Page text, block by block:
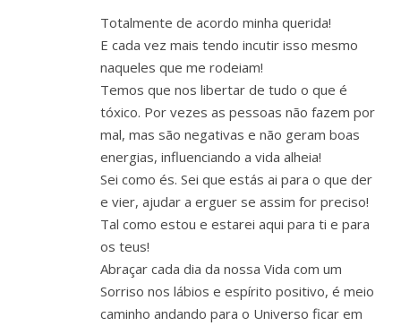
Totalmente de acordo minha querida!
E cada vez mais tendo incutir isso mesmo
naqueles que me rodeiam!
Temos que nos libertar de tudo o que é
tóxico. Por vezes as pessoas não fazem por
mal, mas são negativas e não geram boas
energias, influenciando a vida alheia!
Sei como és. Sei que estás ai para o que der
e vier, ajudar a erguer se assim for preciso!
Tal como estou e estarei aqui para ti e para
os teus!
Abraçar cada dia da nossa Vida com um
Sorriso nos lábios e espírito positivo, é meio
caminho andando para o Universo ficar em